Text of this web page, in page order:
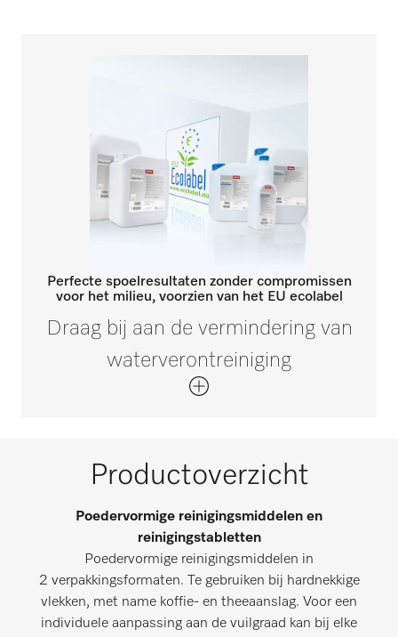
Perfecte spoelresultaten zonder compromissen
voor het milieu, voorzien van het EU ecolabel
Draag bij aan de vermindering van
waterverontreiniging
Productoverzicht
Poedervormige reinigingsmiddelen en
reinigingstabletten
Poedervormige reinigingsmiddelen in
2 verpakkingsformaten. Te gebruiken bij hardnekkige
vlekken, met name koffie- en theeaanslag. Voor een
individuele aanpassing aan de vuilgraad kan bij elke